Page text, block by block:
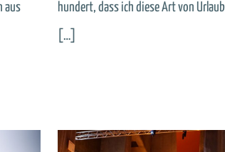
aus hundert, dass ich diese Art von Urlaub
[…]